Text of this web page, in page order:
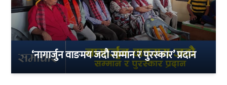
‘नागार्जुन वाङमय जदौ सम्मान र पुरस्कार’ प्रदान